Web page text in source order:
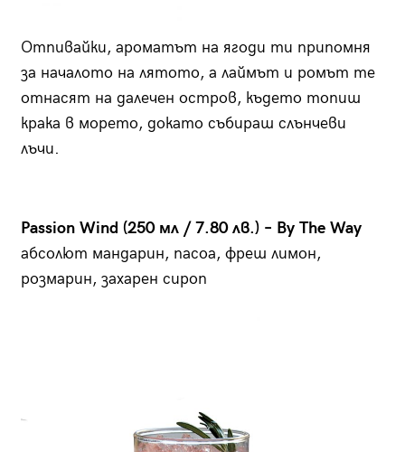
Отпивайки, ароматът на ягоди ти припомня
за началото на лятото, а лаймът и ромът те
отнасят на далечен остров, където топиш
крака в морето, докато събираш слънчеви
лъчи.
Passion Wind (250 мл / 7.80 лв.) – By The Way
абсолют мандарин, пасоа, фреш лимон,
розмарин, захарен сироп